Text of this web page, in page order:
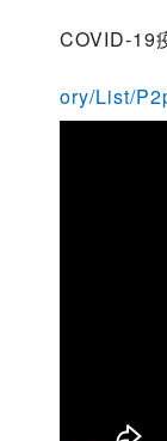
COVID-19
ory/List/